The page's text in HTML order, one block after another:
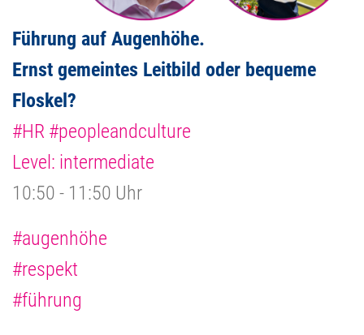
Führung auf Augenhöhe.
Ernst gemeintes Leitbild oder bequeme
Floskel?
#HR #peopleandculture
Level: intermediate
10:50 - 11:50 Uhr
#augenhöhe
#respekt
#führung